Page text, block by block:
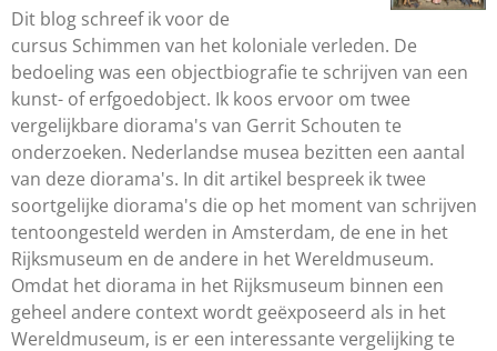
Dit blog schreef ik voor de
cursus Schimmen van het koloniale verleden. De
bedoeling was een objectbiografie te schrijven van een
kunst- of erfgoedobject. Ik koos ervoor om twee
vergelijkbare diorama's van Gerrit Schouten te
onderzoeken. Nederlandse musea bezitten een aantal
van deze diorama's. In dit artikel bespreek ik twee
soortgelijke diorama's die op het moment van schrijven
tentoongesteld werden in Amsterdam, de ene in het
Rijksmuseum en de andere in het Wereldmuseum.
Omdat het diorama in het Rijksmuseum binnen een
geheel andere context wordt geëxposeerd als in het
Wereldmuseum, is er een interessante vergelijking te